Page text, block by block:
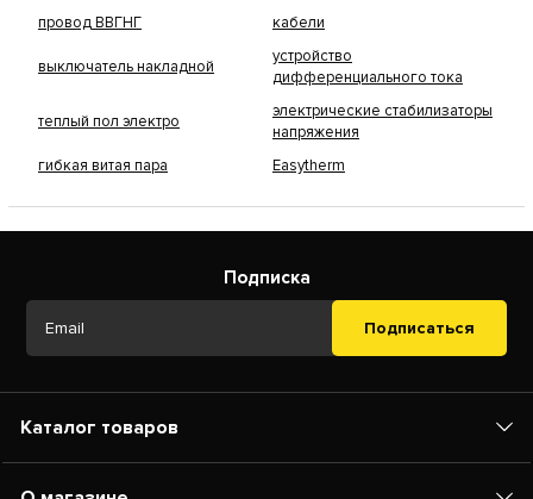
провод ВВГНГ кабели
выключатель накладной
устройство
дифференциального тока
теплый пол электро
электрические стабилизаторы
напряжения
гибкая витая пара
Easytherm
Подписка
Подписаться
Каталог товаров